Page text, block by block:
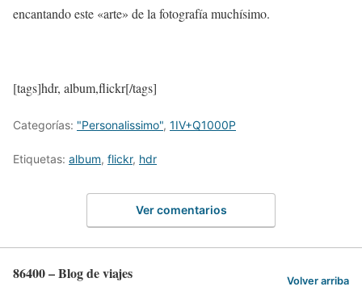
encantando este «arte» de la fotografía muchísimo.
[tags]hdr, album,flickr[/tags]
Categorías: "Personalissimo", 1IV+Q1000P
Etiquetas: album, flickr, hdr
Ver comentarios
86400 – Blog de viajes Volver arriba